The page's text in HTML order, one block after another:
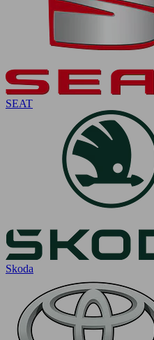
SEAT
Skoda